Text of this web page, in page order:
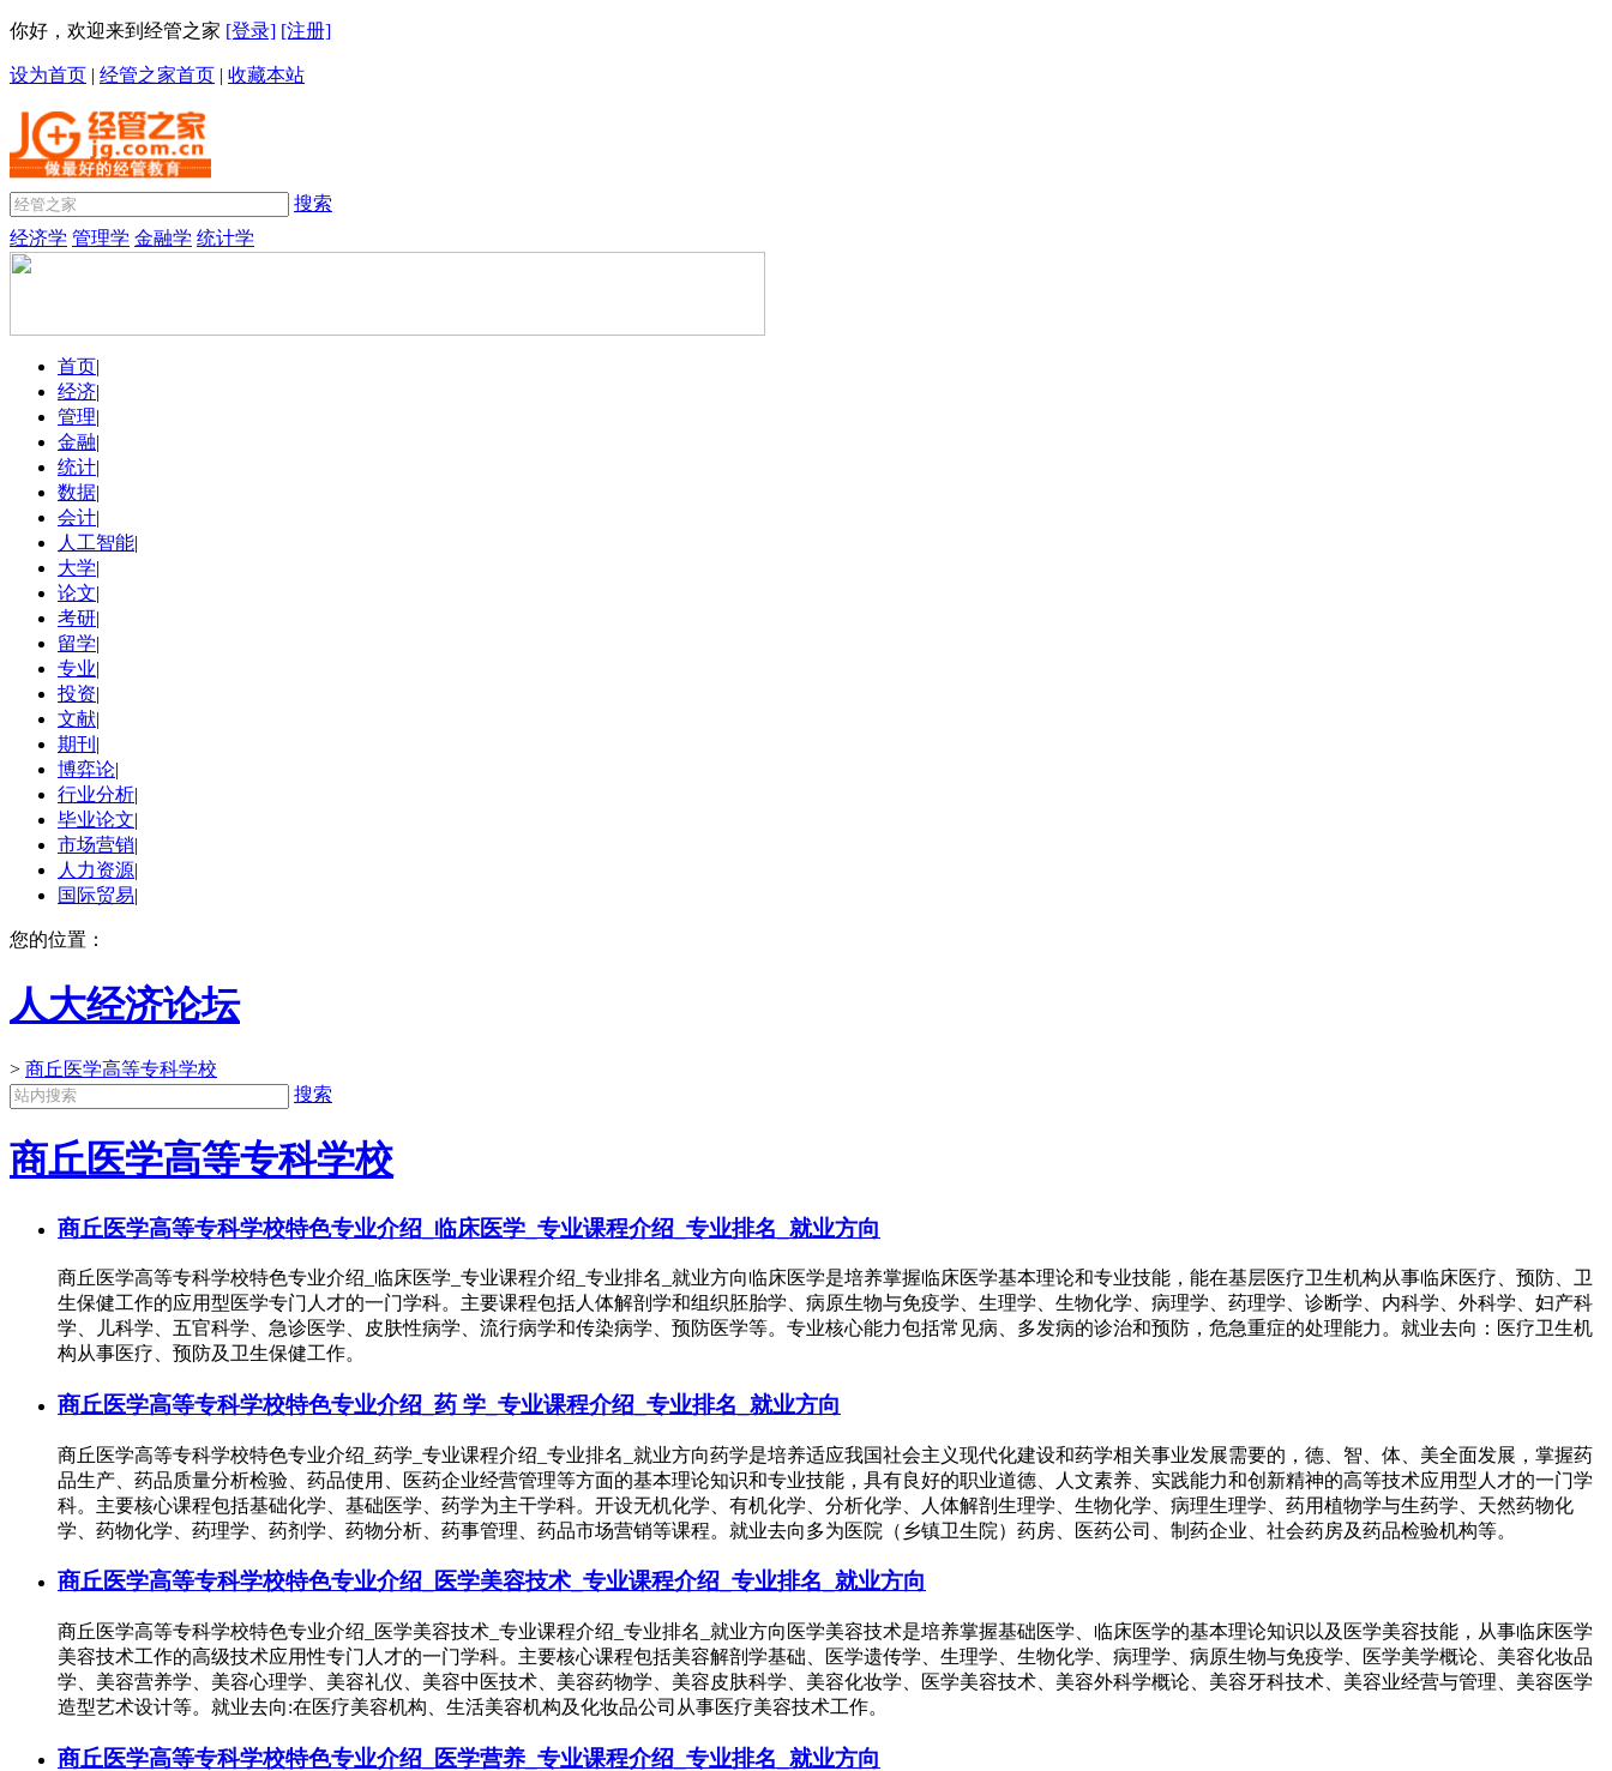
你好，欢迎来到经管之家 [登录] [注册]
设为首页 | 经管之家首页 | 收藏本站
搜索
经济学 管理学 金融学 统计学
首页|
经济|
管理|
金融|
统计|
数据|
会计|
人工智能|
大学|
论文|
考研|
留学|
专业|
投资|
文献|
期刊 |
博弈论|
行业分析|
毕业论文|
市场营销|
人力资源|
国际贸易|
您的位置：
人大经济论坛
> 商丘医学高等专科学校
搜索
商丘医学高等专科学校
商丘医学高等专科学校特色专业介绍_临床医学_专业课程介绍_专业排名_就业方向
商丘医学高等专科学校特色专业介绍_临床医学_专业课程介绍_专业排名_就业方向临床医学是培养掌握临床医学基本理论和专业技能，能在基层医疗卫生机构从事临床医疗、预防、卫
生保健工作的应用型医学专门人才的一门学科。主要课程包括人体解剖学和组织胚胎学、病原生物与免疫学、生理学、生物化学、病理学、药理学、诊断学、内科学、外科学、妇产科
学、儿科学、五官科学、急诊医学、皮肤性病学、流行病学和传染病学、预防医学等。专业核心能力包括常见病、多发病的诊治和预防，危急重症的处理能力。就业去向：医疗卫生机
构从事医疗、预防及卫生保健工作。
商丘医学高等专科学校特色专业介绍_药 学_专业课程介绍_专业排名_就业方向
商丘医学高等专科学校特色专业介绍_药学_专业课程介绍_专业排名_就业方向药学是培养适应我国社会主义现代化建设和药学相关事业发展需要的，德、智、体、美全面发展，掌握药
品生产、药品质量分析检验、药品使用、医药企业经营管理等方面的基本理论知识和专业技能，具有良好的职业道德、人文素养、实践能力和创新精神的高等技术应用型人才的一门学
科。主要核心课程包括基础化学、基础医学、药学为主干学科。开设无机化学、有机化学、分析化学、人体解剖生理学、生物化学、病理生理学、药用植物学与生药学、天然药物化
学、药物化学、药理学、药剂学、药物分析、药事管理、药品市场营销等课程。就业去向多为医院（乡镇卫生院）药房、医药公司、制药企业、社会药房及药品检验机构等。
商丘医学高等专科学校特色专业介绍_医学美容技术_专业课程介绍_专业排名_就业方向
商丘医学高等专科学校特色专业介绍_医学美容技术_专业课程介绍_专业排名_就业方向医学美容技术是培养掌握基础医学、临床医学的基本理论知识以及医学美容技能，从事临床医学
美容技术工作的高级技术应用性专门人才的一门学科。主要核心课程包括美容解剖学基础、医学遗传学、生理学、生物化学、病理学、病原生物与免疫学、医学美学概论、美容化妆品
学、美容营养学、美容心理学、美容礼仪、美容中医技术、美容药物学、美容皮肤科学、美容化妆学、医学美容技术、美容外科学概论、美容牙科技术、美容业经营与管理、美容医学
造型艺术设计等。就业去向:在医疗美容机构、生活美容机构及化妆品公司从事医疗美容技术工作。
商丘医学高等专科学校特色专业介绍_医学营养_专业课程介绍_专业排名_就业方向